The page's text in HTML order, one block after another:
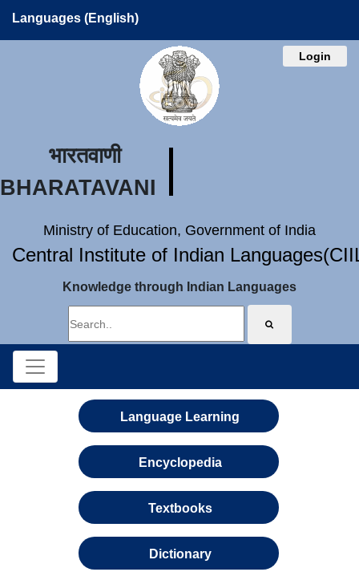
Languages (English)
Login
भारतवाणी
BHARATAVANI
Ministry of Education, Government of India
Central Institute of Indian
Knowledge through Indian Languages
Language Learning
Encyclopedia
Textbooks
Dictionary